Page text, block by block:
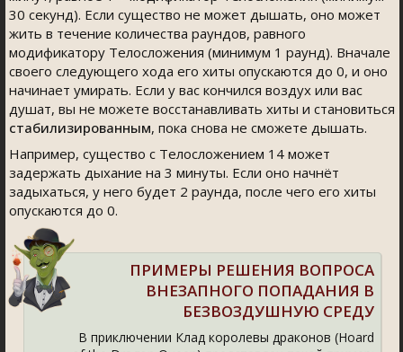
30 секунд). Если существо не может дышать, оно может
жить в течение количества раундов, равного
модификатору Телосложения (минимум 1 раунд). Вначале
своего следующего хода его хиты опускаются до 0, и оно
начинает умирать. Если у вас кончился воздух или вас
душат, вы не можете восстанавливать хиты и становиться
стабилизированным, пока снова не сможете дышать.
Например, существо с Телосложением 14 может
задержать дыхание на 3 минуты. Если оно начнёт
задыхаться, у него будет 2 раунда, после чего его хиты
опускаются до 0.
ПРИМЕРЫ РЕШЕНИЯ ВОПРОСА
ВНЕЗАПНОГО ПОПАДАНИЯ В
БЕЗВОЗДУШНУЮ СРЕДУ
В приключении Клад королевы драконов (Hoard